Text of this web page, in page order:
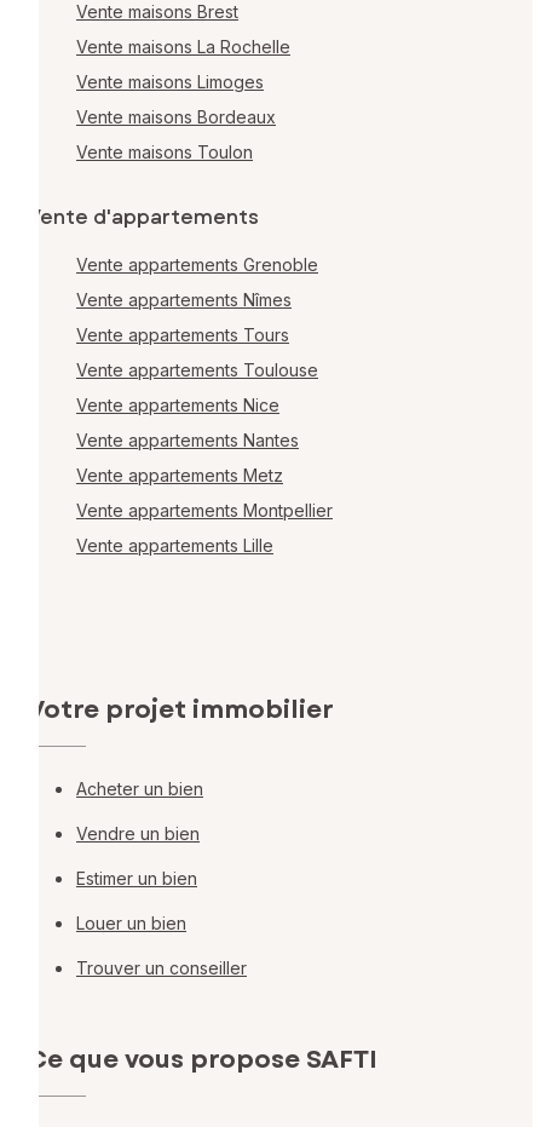
Vente maisons Brest
Vente maisons La Rochelle
Vente maisons Limoges
Vente maisons Bordeaux
Vente maisons Toulon
Vente d'appartements
Vente appartements Grenoble
Vente appartements Nîmes
Vente appartements Tours
Vente appartements Toulouse
Vente appartements Nice
Vente appartements Nantes
Vente appartements Metz
Vente appartements Montpellier
Vente appartements Lille
Votre projet immobilier
Acheter un bien
Vendre un bien
Estimer un bien
Louer un bien
Trouver un conseiller
Ce que vous propose SAFTI